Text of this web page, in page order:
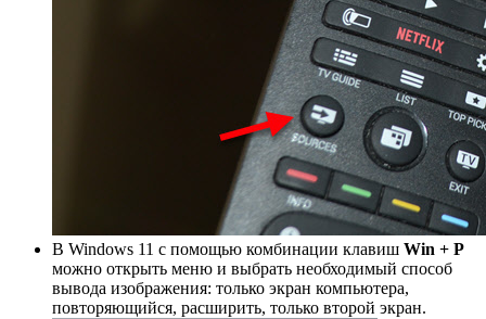
В Windows 11 с помощью комбинации клавиш Win + P
можно открыть меню и выбрать необходимый способ
вывода изображения: только экран компьютера,
повторяющийся, расширить, только второй экран.